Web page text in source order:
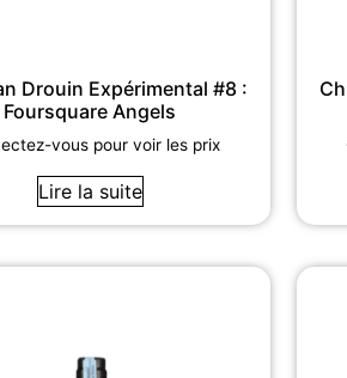
Drouin Expérimental #8 :
Foursquare Angels
vous pour voir les prix
Lire la suite